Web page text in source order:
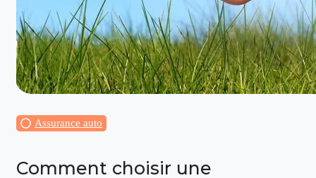
Assurance auto
Comment choisir une